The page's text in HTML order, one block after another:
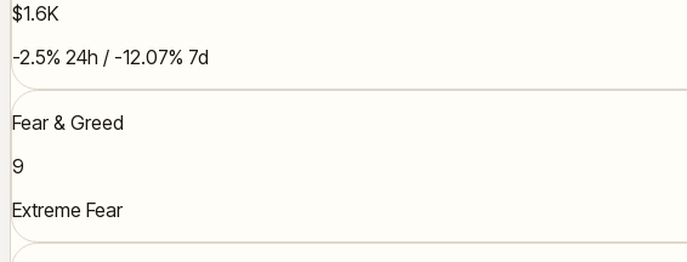
$1.6K
-2.5% 24h / -12.07% 7d
Fear & Greed
9
Extreme Fear